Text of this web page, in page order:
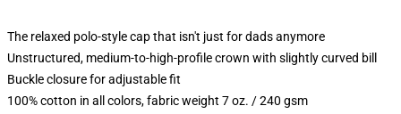
The relaxed polo-style cap that isn't just for dads anymore
Unstructured, medium-to-high-profile crown with slightly curved bill
Buckle closure for adjustable fit
100% cotton in all colors, fabric weight 7 oz. / 240 gsm